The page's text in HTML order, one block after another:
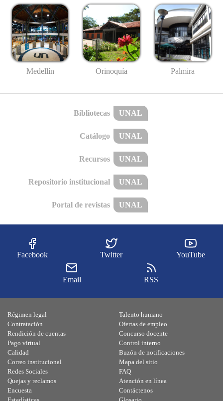
Medellín Orinoquía Palmira
Bibliotecas UNAL
Catálogo UNAL
Recursos UNAL
Repositorio institucional UNAL
Portal de revistas UNAL
Facebook Twitter YouTube
Email RSS
Régimen legal
Contratación
Rendición de cuentas
Pago virtual
Calidad
Talento humano
Ofertas de empleo
Concurso docente
Control interno
Buzón de notificaciones
Correo institucional
Redes Sociales
Quejas y reclamos
Encuesta
Mapa del sitio
FAQ
Atención en línea
Contáctenos